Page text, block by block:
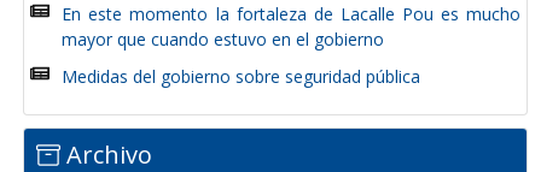
En este momento la fortaleza de Lacalle Pou es mucho
mayor que cuando estuvo en el gobierno
Medidas del gobierno sobre seguridad pública
Archivo